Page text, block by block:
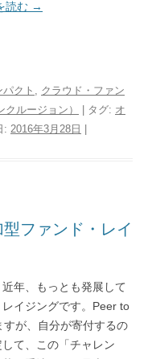
読む →
クト , クラウド・ファン
ルージョン） | タグ: オ
: 2016年3月28日
ファンド・レイ
年、もっとも発展して
イジングです。Peer to
が、自分が寄付するの
て、この「チャレン